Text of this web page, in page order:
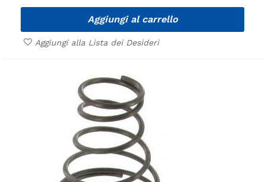
Aggiungi al carrello
Aggiungi alla Lista dei Desideri